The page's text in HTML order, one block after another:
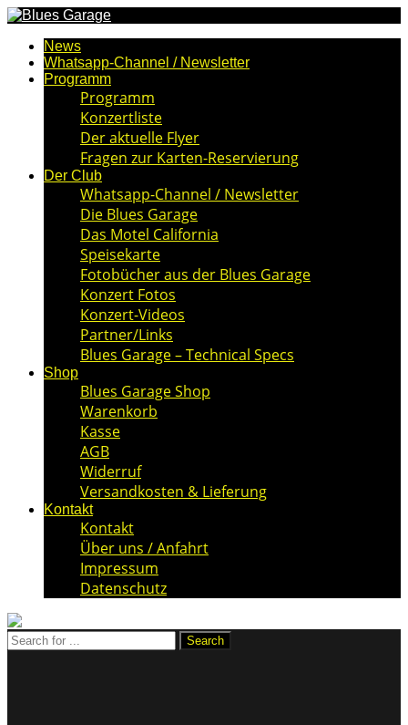
News
Whatsapp-Channel / Newsletter
Programm
Programm
Konzertliste
Der aktuelle Flyer
Fragen zur Karten-Reservierung
Der Club
Whatsapp-Channel / Newsletter
Die Blues Garage
Das Motel California
Speisekarte
Fotobücher aus der Blues Garage
Konzert Fotos
Konzert-Videos
Partner/Links
Blues Garage – Technical Specs
Shop
Blues Garage Shop
Warenkorb
Kasse
AGB
Widerruf
Versandkosten & Lieferung
Kontakt
Kontakt
Über uns / Anfahrt
Impressum
Datenschutz